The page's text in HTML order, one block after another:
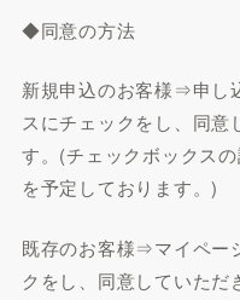
◆同意の方法
新規申込のお客様⇒申し
スにチェックをし、同意
す。(チェックボックス
を予定しております。)
既存のお客様⇒マイペー
クをし、同意していただ